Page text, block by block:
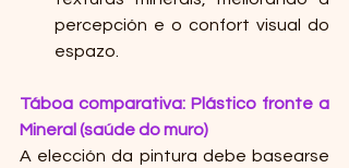
percepción e o confort visual do
espazo.
Táboa comparativa: Plástico fronte a
Mineral (saúde do muro)
A elección da pintura debe basearse